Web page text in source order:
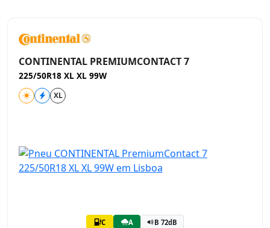
CONTINENTAL PREMIUMCONTACT 7
225/50R18 XL XL 99W
XL
C A B 72dB